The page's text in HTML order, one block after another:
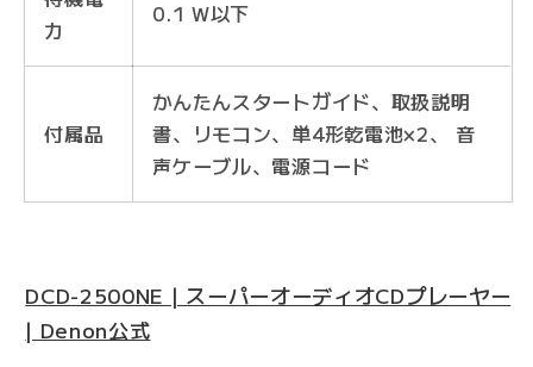
力
0.1 W以下
付属品
かんたんスタートガイド、取扱説明
書、リモコン、単4形乾電池×2、 音
声ケーブル、電源コード
DCD-2500NE | スーパーオーディオCDプレーヤー
| Denon公式